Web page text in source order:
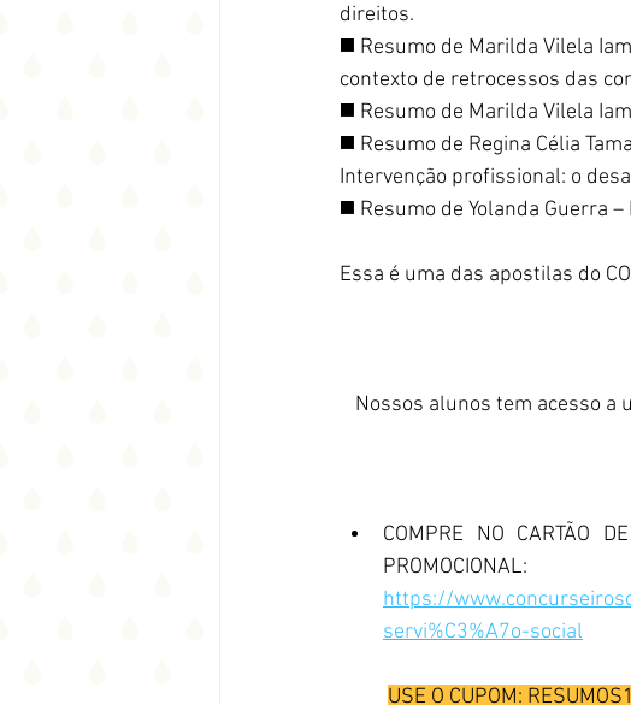
direitos.
◼️ Resumo de Marilda Vilela
contexto de retrocessos das
◼️ Resumo de Marilda Vilela
◼️ Resumo de Regina Célia
Intervenção profissional: o
◼️ Resumo de Yolanda Guerra
Essa é uma das apostilas do
Nossos alunos tem acesso a
COMPRE NO CARTÃO
PROMOCIONAL:
https://
servi%C3%A7o-social
USE O CUPOM: